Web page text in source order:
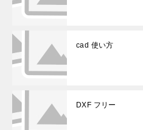
cad 使い方
DXF フリー